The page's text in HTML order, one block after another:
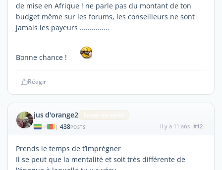
de mise en Afrique ! ne parle pas du montant de ton
budget même sur les forums, les conseilleurs ne sont
jamais les payeurs ...............
Bonne chance !
Réagir
jus d'orange2 Expat en série
| 438POSTS il y a 11 ans #12
Prends le temps de t’imprégner
Il se peut que la mentalité et soit très différente de